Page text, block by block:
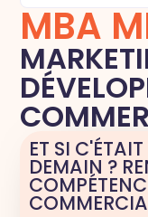
MBA
ET SI
DEMAIN ?